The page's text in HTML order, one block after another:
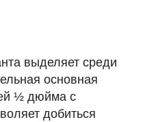
выделяет среди
основная
½ дюйма с
добиться